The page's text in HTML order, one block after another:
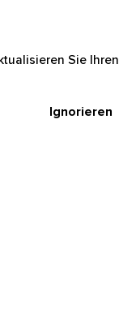
Sie Ihren
Ignorieren